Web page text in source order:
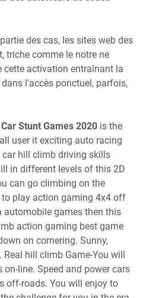
des cas, les sites web des
triche comme le notre ne
cette activation entraînant la
l'accès ponctuel, parfois,
Stunt Games 2020 is the
user it exciting auto racing
hill climb driving skills
in different levels of this 2D
can go climbing on the
play action gaming 4x4 off
automobile games then this
action gaming best game
on cornering. Sunny,
hill climb Game-You will
line. Speed and power cars
off-roads. You will enjoy to